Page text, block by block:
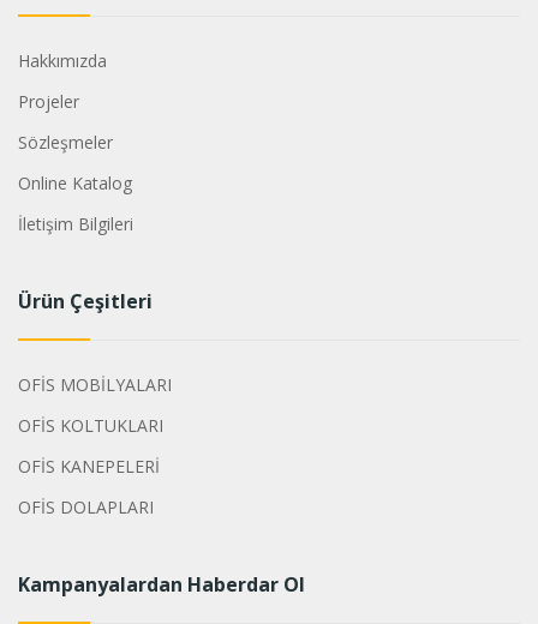
Hakkımızda
Projeler
Sözleşmeler
Online Katalog
İletişim Bilgileri
Ürün Çeşitleri
OFİS MOBİLYALARI
OFİS KOLTUKLARI
OFİS KANEPELERİ
OFİS DOLAPLARI
Kampanyalardan Haberdar Ol